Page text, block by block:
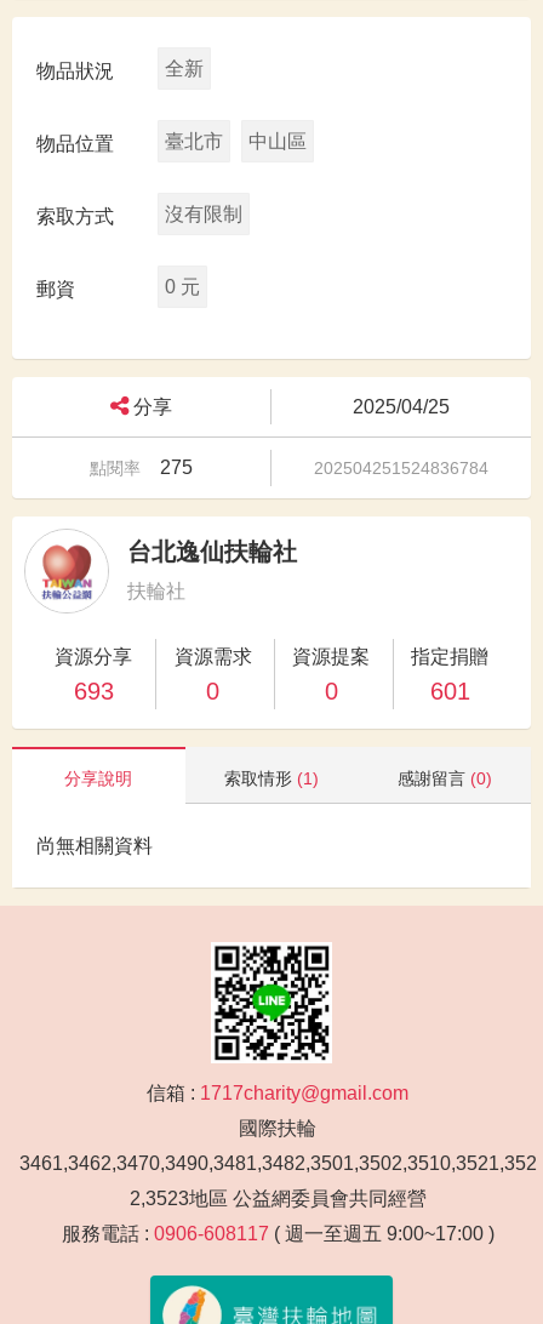
物品狀況 全新
物品位置 臺北市 中山區
索取方式 沒有限制
郵資 0 元
分享 2025/04/25
點閱率 275 202504251524836784
台北逸仙扶輪社
扶輪社
資源分享
693
資源需求
0
資源提案
0
指定捐贈
601
分享說明 索取情形 (1) 感謝留言 (0)
尚無相關資料
信箱 : 1717charity@gmail.com
國際扶輪
3461,3462,3470,3490,3481,3482,3501,3502,3510,3521,352
2,3523地區 公益網委員會共同經營
服務電話 : 0906-608117 ( 週一至週五 9:00~17:00 )